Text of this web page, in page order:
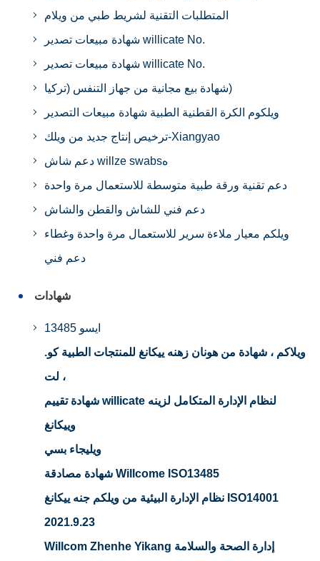
المتطلبات التقنية لشريط طبي من ويلام
شهادة مبيعات تصدير willicate No.
شهادة مبيعات تصدير willicate No.
شهادة بيع مجانية من جهاز التنفس (تركيا)
ويلكوم الكرة القطنية الطبية شهادة مبيعات التصدير
ترخيص إنتاج جديد من ويلك-Xiangyao
دعم شاش willze swabsه
دعم تقنية ورقة طبية متوسطة للاستعمال مرة واحدة
دعم فني للشاش والقطن والشاش
ويلكم معيار ملاءة سرير للاستعمال مرة واحدة وغطاء
دعم فني
شهادات
ايسو 13485
ويلاكم ، شهادة من هونان زهنه ييكانغ للمنتجات الطبية كو.
، لت
شهادة تقييم willicate لنظام الإدارة المتكامل لزينه
وييكانغ
ويليجاء بسي
شهادة مصادقة Willcome ISO13485
نظام الإدارة البيئية من ويلكم جنه ييكانغ ISO14001
2021.9.23
Willcom Zhenhe Yikang إدارة الصحة والسلامة